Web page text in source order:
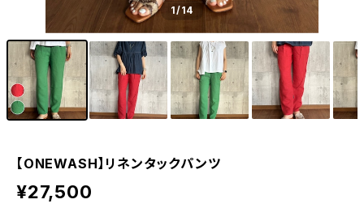
1/14
【ONEWASH】リネンタックパンツ
¥27,500